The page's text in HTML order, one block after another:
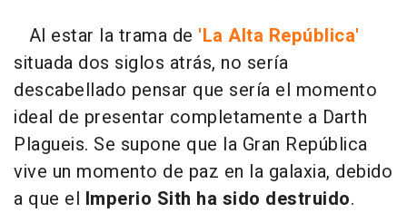
Al estar la trama de 'La Alta República'
situada dos siglos atrás, no sería
descabellado pensar que sería el momento
ideal de presentar completamente a Darth
Plagueis. Se supone que la Gran República
vive un momento de paz en la galaxia, debido
a que el Imperio Sith ha sido destruido.